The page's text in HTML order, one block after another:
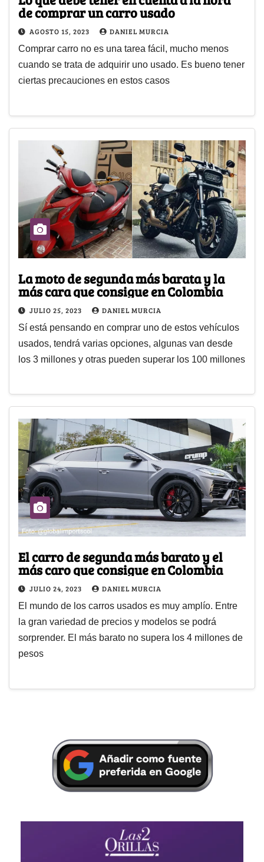
de comprar un carro usado
AGOSTO 15, 2023 DANIEL MURCIA
Comprar carro no es una tarea fácil, mucho menos
cuando se trata de adquirir uno usado. Es bueno tener
ciertas precauciones en estos casos
La moto de segunda más barata y la
más cara que consigue en Colombia
JULIO 25, 2023 DANIEL MURCIA
Sí está pensando en comprar uno de estos vehículos
usados, tendrá varias opciones, algunas van desde
los 3 millones y otras pueden superar los 100 millones
El carro de segunda más barato y el
más caro que consigue en Colombia
JULIO 24, 2023 DANIEL MURCIA
El mundo de los carros usados es muy amplío. Entre
la gran variedad de precios y modelos se podrá
sorprender. El más barato no supera los 4 millones de
pesos